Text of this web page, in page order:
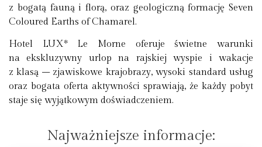
z bogatą fauną i florą, oraz geologiczną formację Seven
Coloured Earths of Chamarel.
Hotel LUX* Le Morne oferuje świetne warunki
na ekskluzywny urlop na rajskiej wyspie i wakacje
z klasą – zjawiskowe krajobrazy, wysoki standard usług
oraz bogata oferta aktywności sprawiają, że każdy pobyt
staje się wyjątkowym doświadczeniem.
Najważniejsze informacje: